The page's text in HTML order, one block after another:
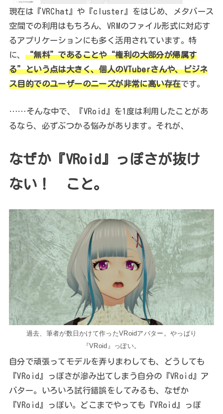
現在は『VRChat』や『cluster』をはじめ、メタバース
空間での利用はもちろん、VRMのファイル形式に対応す
るアプリケーションにも多く活用されています。特
に、 “無料”であることや“権利の大部分が帰属す
る”という点は大きく、個人のVTuberさんや、ビジネ
ス目的でのユーザーのニーズが非常に高い存在です。
……そんな中で、『VRoid』を1度は利用したことがあ
るなら、必ずぶつかる悩みがあります。それが、
なぜか『VRoid』っぽさが抜け
ない！ こと。
過去、筆者が数日かけて作ったVRoidアバター。やっぱり
『VRoid』っぽい。
自分で頑張ってモデルを弄りまわしても、どうしても
『VRoid』っぽさが滲み出てしまう自分の『VRoid』ア
バター。いろいろ試行錯誤をしてみるも、なぜか
『VRoid』っぽい。どこまでやっても『VRoid』っぽ